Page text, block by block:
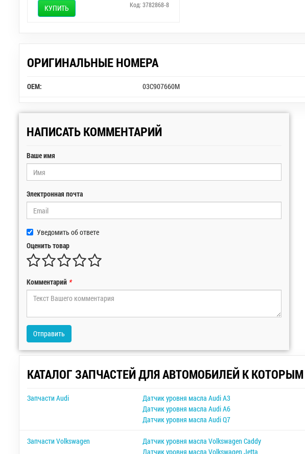
КУПИТЬ Код: 3782868-8
ОРИГИНАЛЬНЫЕ НОМЕРА
OEM: 03C907660M
НАПИСАТЬ КОММЕНТАРИЙ
Ваше имя
Электронная почта
Уведомить об ответе
Оценить товар
Комментарий *
Отправить
КАТАЛОГ ЗАПЧАСТЕЙ ДЛЯ АВТОМОБИЛЕЙ К
Запчасти Audi Датчик уровня масла Audi A3
Датчик уровня масла Audi A6
Датчик уровня масла Audi Q7
Запчасти Volkswagen Датчик уровня масла Volkswagen Caddy
Датчик уровня масла Volkswagen Jetta